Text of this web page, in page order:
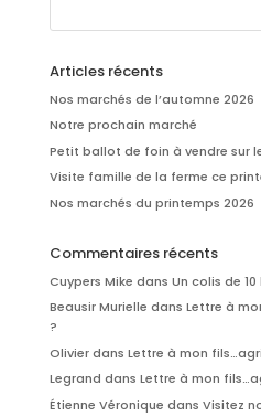
Articles récents
Nos marchés de l’automne 2026
Notre prochain marché
Petit ballot de foin à vendre sur
Visite famille de la ferme ce
Nos marchés du printemps 2026
Commentaires récents
Cuypers Mike dans Un colis de
Beausir Murielle dans Lettre à
?
Olivierdans Lettre à mon
Legrand dans Lettre à mon
Étienne Véronique dans Visitez